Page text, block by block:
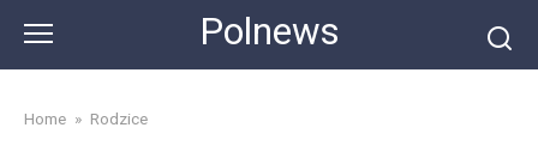
content
Polnews
Home » Rodzice